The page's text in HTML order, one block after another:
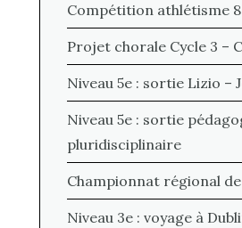
Compétition athlétisme
Projet chorale Cycle 3 –
Niveau 5e : sortie Lizio –
Niveau 5e : sortie
pluridisciplinaire
Championnat régional
Niveau 3e : voyage à